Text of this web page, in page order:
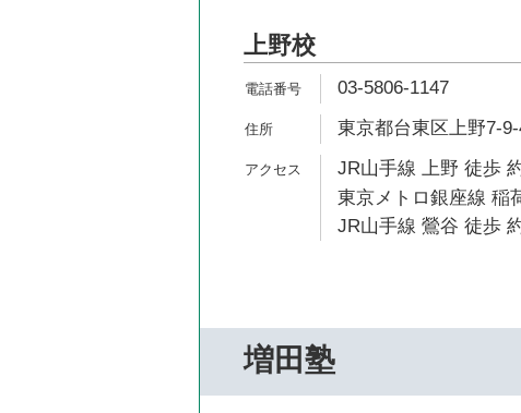
上野校
03-5806-1147
東京都台東区上野7-
JR山手線 上野 徒歩
東京メトロ銀座線 稲
JR山手線 鶯谷 徒歩
増田塾